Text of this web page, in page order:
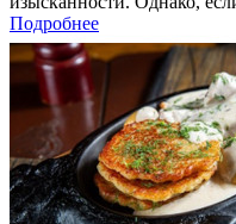
Подробнее